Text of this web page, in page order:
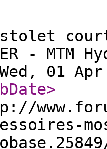
court/
- MTM
Wed, 01
>